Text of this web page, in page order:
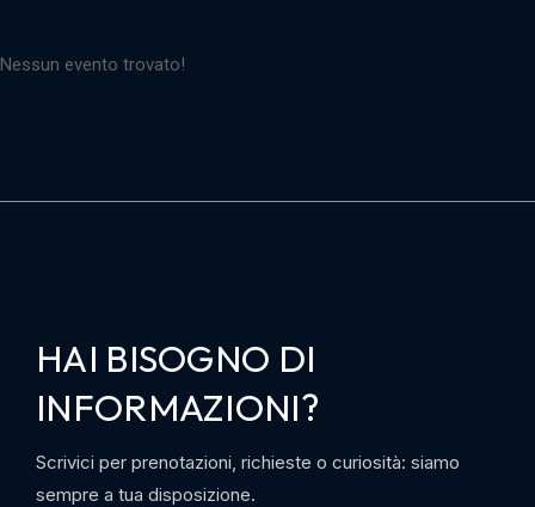
Nessun evento trovato!
HAI BISOGNO DI
INFORMAZIONI?
Scrivici per prenotazioni, richieste o curiosità: siamo
sempre a tua disposizione.